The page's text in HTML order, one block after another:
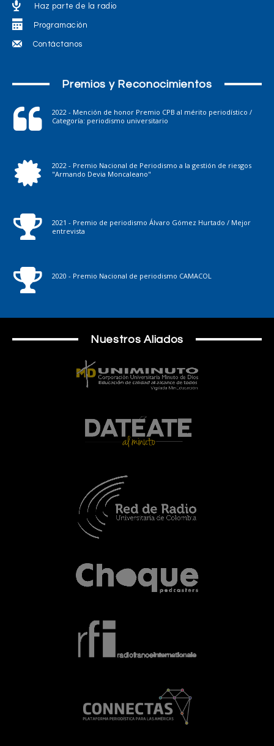
Haz parte de la radio
Programación
Contáctanos
Premios y Reconocimientos
2022 - Mención de honor Premio CPB al mérito periodístico /
Categoría: periodismo universitario
2022 - Premio Nacional de Periodismo a la gestión de riesgos
"Armando Devia Moncaleano"
2021 - Premio de periodismo Álvaro Gómez Hurtado / Mejor
entrevista
2020 - Premio Nacional de periodismo CAMACOL
Nuestros Aliados